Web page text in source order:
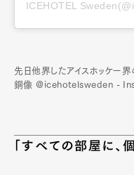
先日他界したアイスホッケー界
銅像 @icehotelsweden -
「すべての部屋に、